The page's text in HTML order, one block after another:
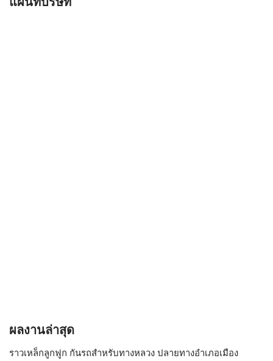
ผลงานล่าสุด
ราวเหล็กลูกฟูก กันรถสําหรับทางหลวง ปลายทางอำเภอเมือง